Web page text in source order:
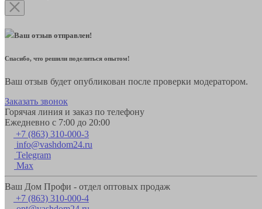
Ваш отзыв отправлен!
Спасибо, что решили поделиться опытом!
Ваш отзыв будет опубликован после проверки модератором.
Заказать звонок
Горячая линия и заказ по телефону
Ежедневно с 7:00 до 20:00
+7 (863) 310-000-3
info@vashdom24.ru
Telegram
Max
Ваш Дом Профи - отдел оптовых продаж
+7 (863) 310-000-4